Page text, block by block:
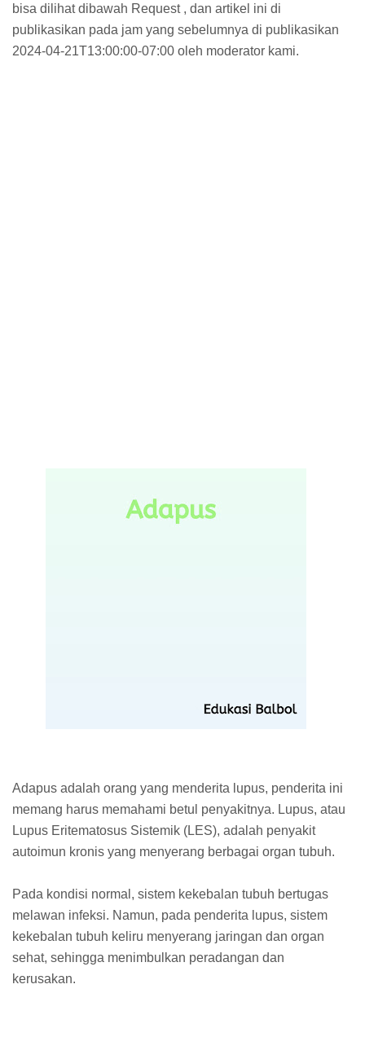
bisa dilihat dibawah Request , dan artikel ini di
publikasikan pada jam yang sebelumnya di publikasikan
2024-04-21T13:00:00-07:00 oleh moderator kami.
Adapus adalah orang yang menderita lupus, penderita ini
memang harus memahami betul penyakitnya. Lupus, atau
Lupus Eritematosus Sistemik (LES), adalah penyakit
autoimun kronis yang menyerang berbagai organ tubuh.
Pada kondisi normal, sistem kekebalan tubuh bertugas
melawan infeksi. Namun, pada penderita lupus, sistem
kekebalan tubuh keliru menyerang jaringan dan organ
sehat, sehingga menimbulkan peradangan dan
kerusakan.